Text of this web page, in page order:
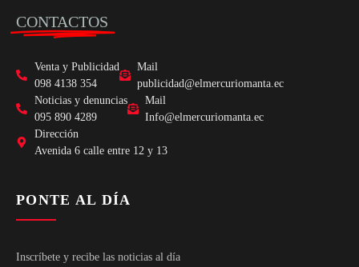
CONTACTOS
Venta y Publicidad
098 4138 354
Mail
publicidad@elmercuriomanta.ec
Noticias y denuncias
095 890 4289
Mail
Info@elmercuriomanta.ec
Dirección
Avenida 6 calle entre 12 y 13
PONTE AL DÍA
Inscríbete y recibe las noticias al día